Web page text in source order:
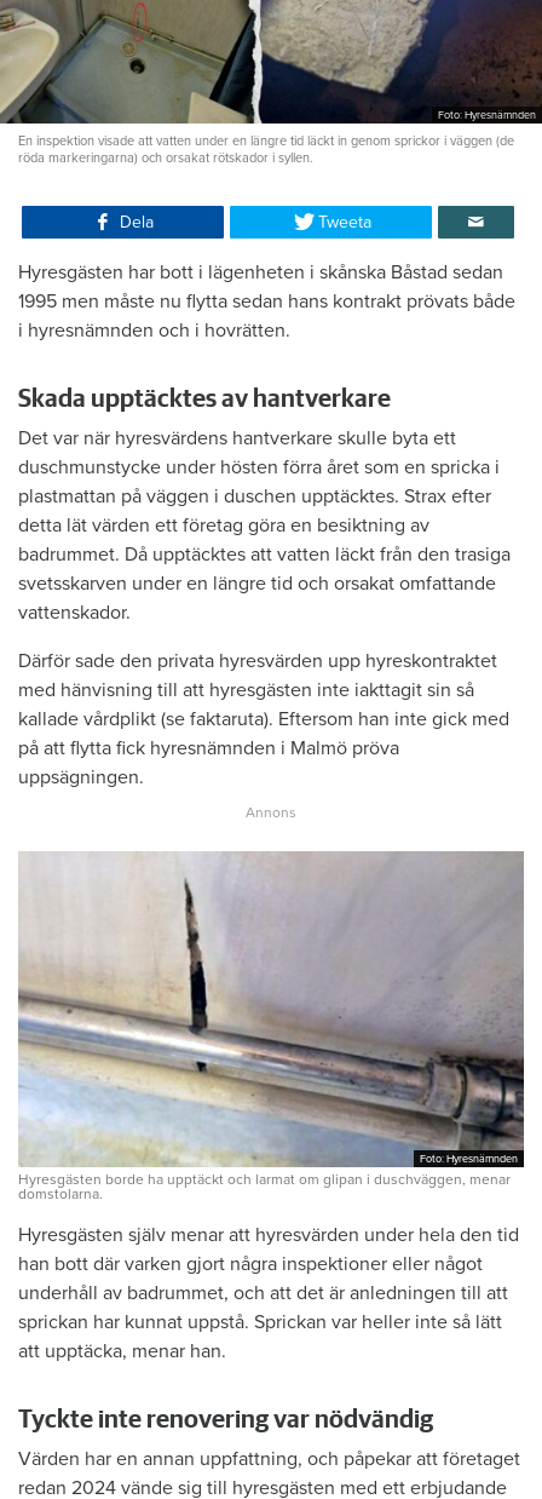
Foto: Hyresnämnden
En inspektion visade att vatten under en längre tid läckt in genom sprickor i väggen (de
röda markeringarna) och orsakat rötskador i syllen.
Dela Tweeta
Hyresgästen har bott i lägenheten i skånska Båstad sedan
1995 men måste nu flytta sedan hans kontrakt prövats både
i hyresnämnden och i hovrätten.
Skada upptäcktes av hantverkare
Det var när hyresvärdens hantverkare skulle byta ett
duschmunstycke under hösten förra året som en spricka i
plastmattan på väggen i duschen upptäcktes. Strax efter
detta lät värden ett företag göra en besiktning av
badrummet. Då upptäcktes att vatten läckt från den trasiga
svetsskarven under en längre tid och orsakat omfattande
vattenskador.
Därför sade den privata hyresvärden upp hyreskontraktet
med hänvisning till att hyresgästen inte iakttagit sin så
kallade vårdplikt (se faktaruta). Eftersom han inte gick med
på att flytta fick hyresnämnden i Malmö pröva
uppsägningen.
Foto: Hyresnämnden
Foto: Hyresnämnden
Hyresgästen borde ha upptäckt och larmat om glipan i duschväggen, menar
domstolarna.
Hyresgästen själv menar att hyresvärden under hela den tid
han bott där varken gjort några inspektioner eller något
underhåll av badrummet, och att det är anledningen till att
sprickan har kunnat uppstå. Sprickan var heller inte så lätt
att upptäcka, menar han.
Tyckte inte renovering var nödvändig
Värden har en annan uppfattning, och påpekar att företaget
redan 2024 vände sig till hyresgästen med ett erbjudande